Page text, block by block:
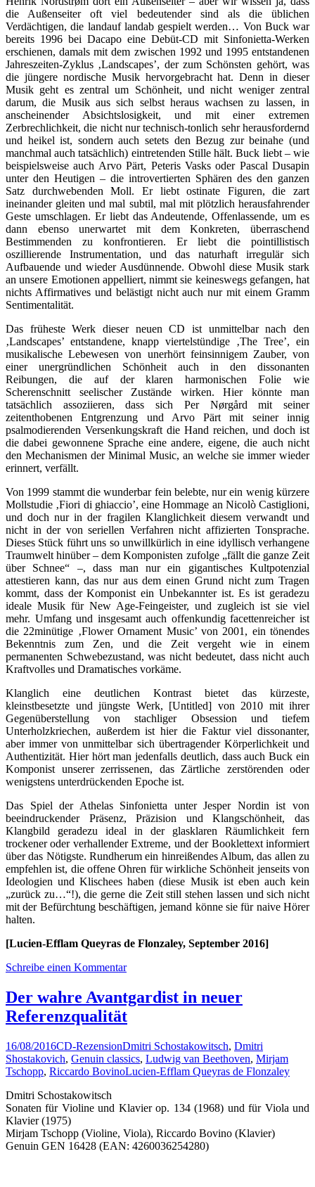
die Außenseiter oft viel bedeutender sind als die üblichen
Verdächtigen, die landauf landab gespielt werden… Von Buck war
bereits 1996 bei Dacapo eine Debüt-CD mit Sinfonietta-Werken
erschienen, damals mit dem zwischen 1992 und 1995 entstandenen
Jahreszeiten-Zyklus ‚Landscapes’, der zum Schönsten gehört, was
die jüngere nordische Musik hervorgebracht hat. Denn in dieser
Musik geht es zentral um Schönheit, und nicht weniger zentral
darum, die Musik aus sich selbst heraus wachsen zu lassen, in
anscheinender Absichtslosigkeit, und mit einer extremen
Zerbrechlichkeit, die nicht nur technisch-tonlich sehr herausfordernd
und heikel ist, sondern auch setets den Bezug zur beinahe (und
manchmal auch tatsächlich) eintretenden Stille hält. Buck liebt – wie
beispielsweise auch Arvo Pärt, Peteris Vasks oder Pascal Dusapin
unter den Heutigen – die introvertierten Sphären des den ganzen
Satz durchwebenden Moll. Er liebt ostinate Figuren, die zart
ineinander gleiten und mal subtil, mal mit plötzlich herausfahrender
Geste umschlagen. Er liebt das Andeutende, Offenlassende, um es
dann ebenso unerwartet mit dem Konkreten, überraschend
Bestimmenden zu konfrontieren. Er liebt die pointillistisch
oszillierende Instrumentation, und das naturhaft irregulär sich
Aufbauende und wieder Ausdünnende. Obwohl diese Musik stark
an unsere Emotionen appelliert, nimmt sie keineswegs gefangen, hat
nichts Affirmatives und belästigt nicht auch nur mit einem Gramm
Sentimentalität.
Das früheste Werk dieser neuen CD ist unmittelbar nach den
‚Landscapes’ entstandene, knapp viertelstündige ‚The Tree’, ein
musikalische Lebewesen von unerhört feinsinnigem Zauber, von
einer unergründlichen Schönheit auch in den dissonanten
Reibungen, die auf der klaren harmonischen Folie wie
Scherenschnitt seelischer Zustände wirken. Hier könnte man
tatsächlich assoziieren, dass sich Per Nørgård mit seiner
zeitenthobenen Entgrenzung und Arvo Pärt mit seiner innig
psalmodierenden Versenkungskraft die Hand reichen, und doch ist
die dabei gewonnene Sprache eine andere, eigene, die auch nicht
den Mechanismen der Minimal Music, an welche sie immer wieder
erinnert, verfällt.
Von 1999 stammt die wunderbar fein belebte, nur ein wenig kürzere
Mollstudie ‚Fiori di ghiaccio’, eine Hommage an Nicolò Castiglioni,
und doch nur in der fragilen Klanglichkeit diesem verwandt und
nicht in der von seriellen Verfahren nicht affizierten Tonsprache.
Dieses Stück führt uns so unwillkürlich in eine idyllisch verhangene
Traumwelt hinüber – dem Komponisten zufolge „fällt die ganze Zeit
über Schnee“ –, dass man nur ein gigantisches Kultpotenzial
attestieren kann, das nur aus dem einen Grund nicht zum Tragen
kommt, dass der Komponist ein Unbekannter ist. Es ist geradezu
ideale Musik für New Age-Feingeister, und zugleich ist sie viel
mehr. Umfang und insgesamt auch offenkundig facettenreicher ist
die 22minütige ‚Flower Ornament Music’ von 2001, ein tönendes
Bekenntnis zum Zen, und die Zeit vergeht wie in einem
permanenten Schwebezustand, was nicht bedeutet, dass nicht auch
Kraftvolles und Dramatisches vorkäme.
Klanglich eine deutlichen Kontrast bietet das kürzeste,
kleinstbesetzte und jüngste Werk, [Untitled] von 2010 mit ihrer
Gegenüberstellung von stachliger Obsession und tiefem
Unterholzkriechen, außerdem ist hier die Faktur viel dissonanter,
aber immer von unmittelbar sich übertragender Körperlichkeit und
Authentizität. Hier hört man jedenfalls deutlich, dass auch Buck ein
Komponist unserer zerrissenen, das Zärtliche zerstörenden oder
wenigstens unterdrückenden Epoche ist.
Das Spiel der Athelas Sinfonietta unter Jesper Nordin ist von
beeindruckender Präsenz, Präzision und Klangschönheit, das
Klangbild geradezu ideal in der glasklaren Räumlichkeit fern
trockener oder verhallender Extreme, und der Booklettext informiert
über das Nötigste. Rundherum ein hinreißendes Album, das allen zu
empfehlen ist, die offene Ohren für wirkliche Schönheit jenseits von
Ideologien und Klischees haben (diese Musik ist eben auch kein
„zurück zu…“!), die gerne die Zeit still stehen lassen und sich nicht
mit der Befürchtung beschäftigen, jemand könne sie für naive Hörer
halten.
[Lucien-Efflam Queyras de Flonzaley, September 2016]
Schreibe einen Kommentar
Der wahre Avantgardist in neuer
Referenzqualität
16/08/2016CD-RezensionDmitri Schostakowitsch, Dmitri
Shostakovich, Genuin classics, Ludwig van Beethoven, Mirjam
Tschopp, Riccardo BovinoLucien-Efflam Queyras de Flonzaley
Dmitri Schostakowitsch
Sonaten für Violine und Klavier op. 134 (1968) und für Viola und
Klavier (1975)
Mirjam Tschopp (Violine, Viola), Riccardo Bovino (Klavier)
Genuin GEN 16428 (EAN: 4260036254280)